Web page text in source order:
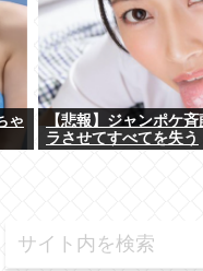
ゃ
【悲報】ジャンポケ
ラさせてすべてを失う